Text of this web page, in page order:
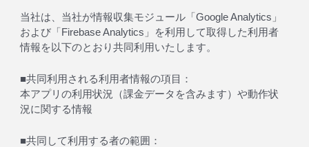
当社は、当社が情報収集モジュール「Google Analytics」
および「Firebase Analytics」を利用して取得した利用者
情報を以下のとおり共同利用いたします。
■共同利用される利用者情報の項目：
本アプリの利用状況（課金データを含みます）や動作状
況に関する情報
■共同して利用する者の範囲：